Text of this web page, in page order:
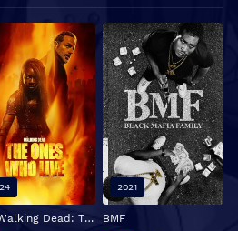
The Walking Dead: The Ones Who Live
BMF
2021